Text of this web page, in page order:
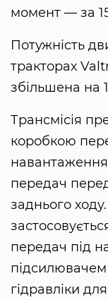
момент — за
Потужність
тракторах
збільшена на
Трансмісія
коробкою
передач
заднього
передач під
гідравліки